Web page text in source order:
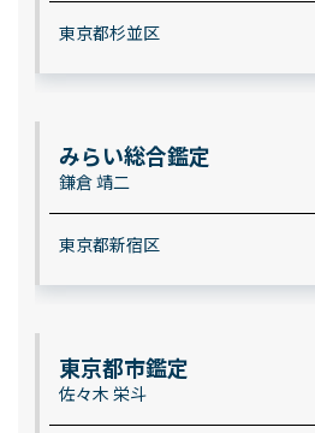
東京都杉並区
みらい総合鑑定
鎌倉 靖二
東京都新宿区
東京都市鑑定
佐々木 栄斗